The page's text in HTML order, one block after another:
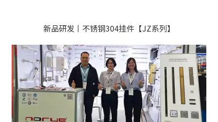
新品研发丨不锈钢304挂件【JZ系列】